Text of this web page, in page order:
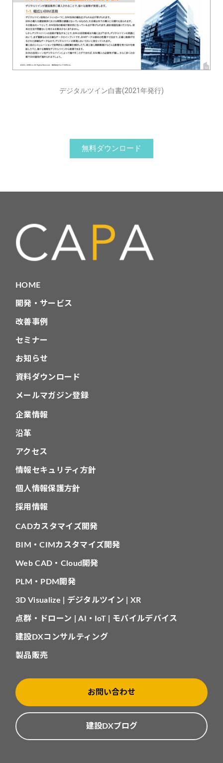
デジタルツイン白書(2021年発行)
無料ダウンロード
HOME
開発・サービス
改善事例
セミナー
お知らせ
資料ダウンロード
メールマガジン登録
企業情報
沿革
アクセス
情報セキュリティ方針
個人情報保護方針
採用情報
CADカスタマイズ開発
BIM・CIMカスタマイズ開発
Web CAD・Cloud開発
PLM・PDM開発
3D Visualize | デジタルツイン | XR
点群・ドローン | AI・IoT | モバイルデバイス
建設DXコンサルティング
製品販売
お問い合わせ
建設DXブログ